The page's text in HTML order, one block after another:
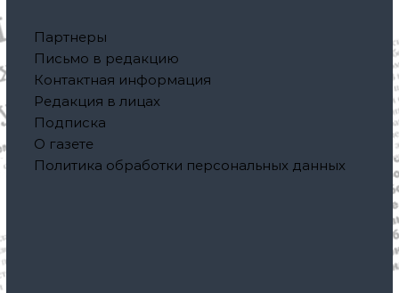
Партнеры
Письмо в редакцию
Контактная информация
Редакция в лицах
Подписка
О газете
Политика обработки персональных данных